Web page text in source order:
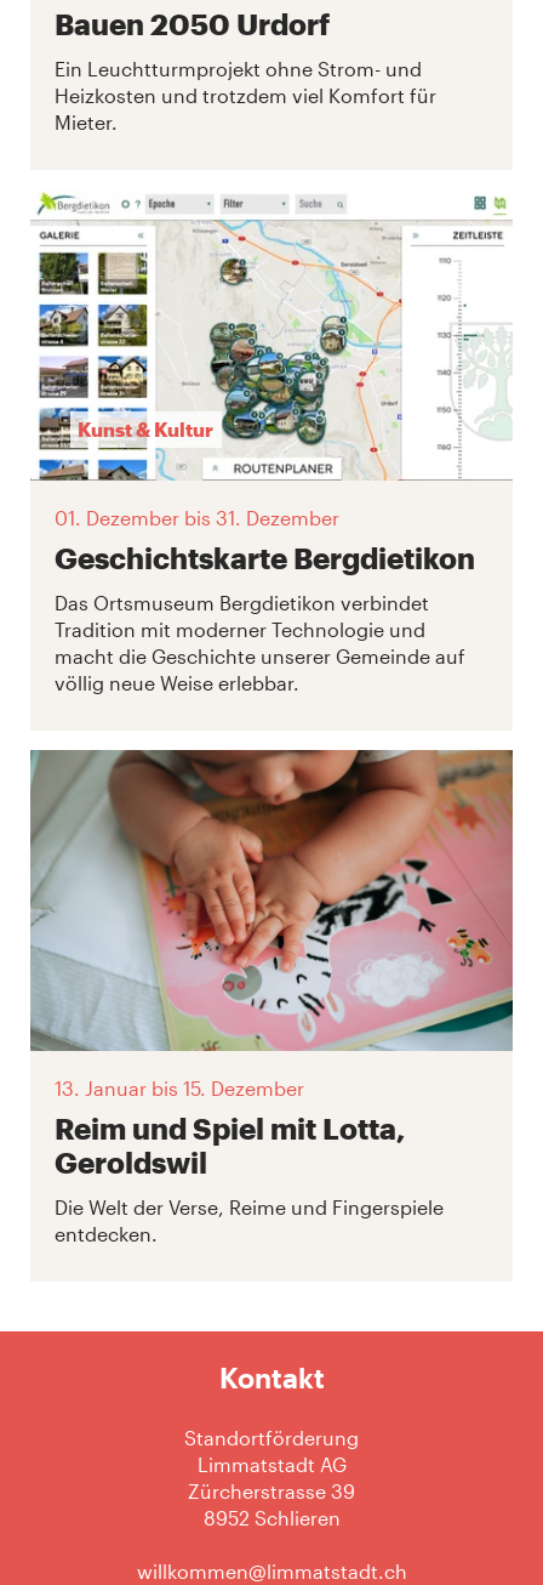
Bauen 2050 Urdorf
Ein Leuchtturmprojekt ohne Strom- und
Heizkosten und trotzdem viel Komfort für
Mieter.
Kunst & Kultur
01. Dezember bis 31. Dezember
Geschichtskarte Bergdietikon
Das Ortsmuseum Bergdietikon verbindet
Tradition mit moderner Technologie und
macht die Geschichte unserer Gemeinde auf
völlig neue Weise erlebbar.
13. Januar bis 15. Dezember
Reim und Spiel mit Lotta,
Geroldswil
Die Welt der Verse, Reime und Fingerspiele
entdecken.
Kontakt
Standortförderung
Limmatstadt AG
Zürcherstrasse 39
8952 Schlieren
willkommen@limmatstadt.ch